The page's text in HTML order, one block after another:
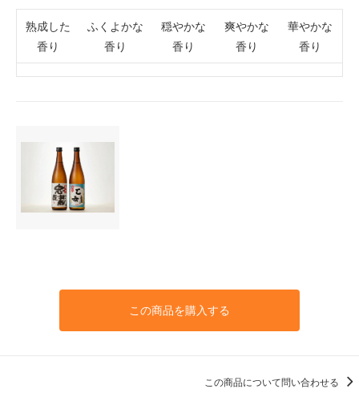
熟成した
香り
ふくよかな
香り
穏やかな
香り
爽やかな
香り
華やかな
香り
この商品を購入する
この商品について問い合わせる